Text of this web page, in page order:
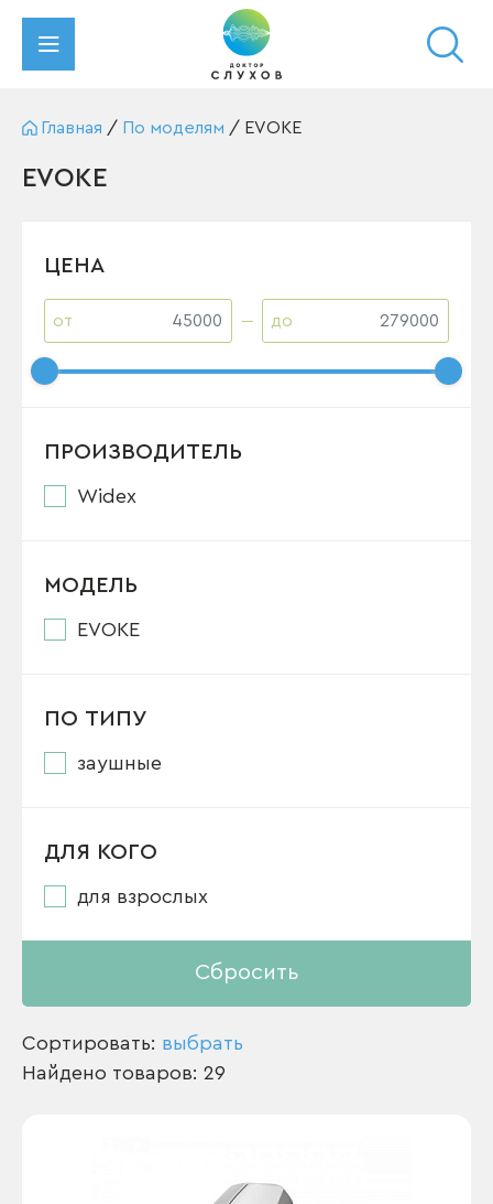
Главная / По моделям / EVOKE
EVOKE
ЦЕНА
от до
ПРОИЗВОДИТЕЛЬ
Widex
МОДЕЛЬ
EVOKE
ПО ТИПУ
заушные
ДЛЯ КОГО
для взрослых
Сбросить
Найдено товаров: 29
Сортировать: выбрать